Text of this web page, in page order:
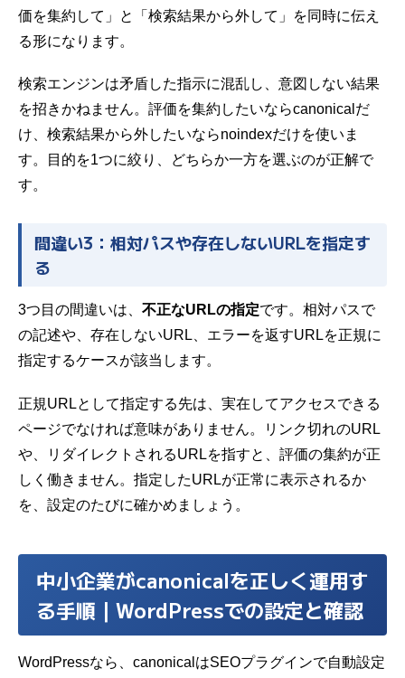
価を集約して」と「検索結果から外して」を同時に伝え
る形になります。
検索エンジンは矛盾した指示に混乱し、意図しない結果
を招きかねません。評価を集約したいならcanonicalだ
け、検索結果から外したいならnoindexだけを使いま
す。目的を1つに絞り、どちらか一方を選ぶのが正解で
す。
間違い3：相対パスや存在しないURLを指定す
る
3つ目の間違いは、 不正なURLの指定です。相対パスで
の記述や、存在しないURL、エラーを返すURLを正規に
指定するケースが該当します。
正規URLとして指定する先は、実在してアクセスできる
ページでなければ意味がありません。リンク切れのURL
や、リダイレクトされるURLを指すと、評価の集約が正
しく働きません。指定したURLが正常に表示されるか
を、設定のたびに確かめましょう。
中小企業がcanonicalを正しく運用す
る手順｜WordPressでの設定と確認
WordPressなら、canonicalはSEOプラグインで自動設定